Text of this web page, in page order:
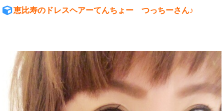
恵比寿のドレスヘアーてんちょー つっちーさん♪